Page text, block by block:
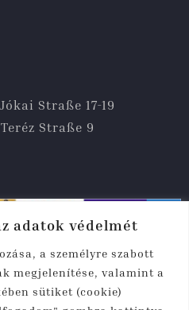
adatok védelmét
a személyre szabott
megjelenítése, valamint a
sütiket (cookie)
Straße 17-19
Straße 9